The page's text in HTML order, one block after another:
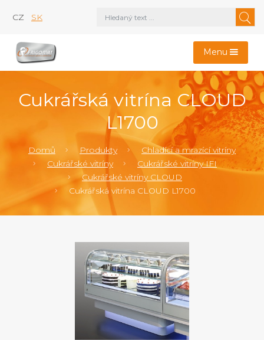
CZ SK
Menu
Cukrářská vitrína CLOUD
L1700
Domů Produkty
Chladící a mrazící vitríny
Cukrářské vitríny
Cukrářské vitríny IFI
Cukrářské vitríny CLOUD
Cukrářská vitrína CLOUD L1700